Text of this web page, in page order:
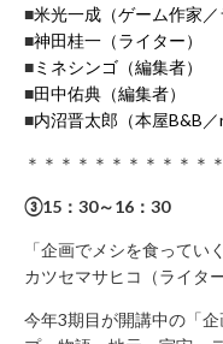
■米光一成（ゲーム作家／
■神田桂一（ライター）
■ミネシンゴ（編集者）
■田中佑典（編集者）
■内沼晋太郎（本屋B&B／
＊＊＊＊＊＊＊＊＊＊＊
③15：30～16：30
「企画でメシを食ってい
カツセマサヒコ（ライタ
今年3期目が開講中の「
の
方
取
材
の
ご
頼・
お
問
合